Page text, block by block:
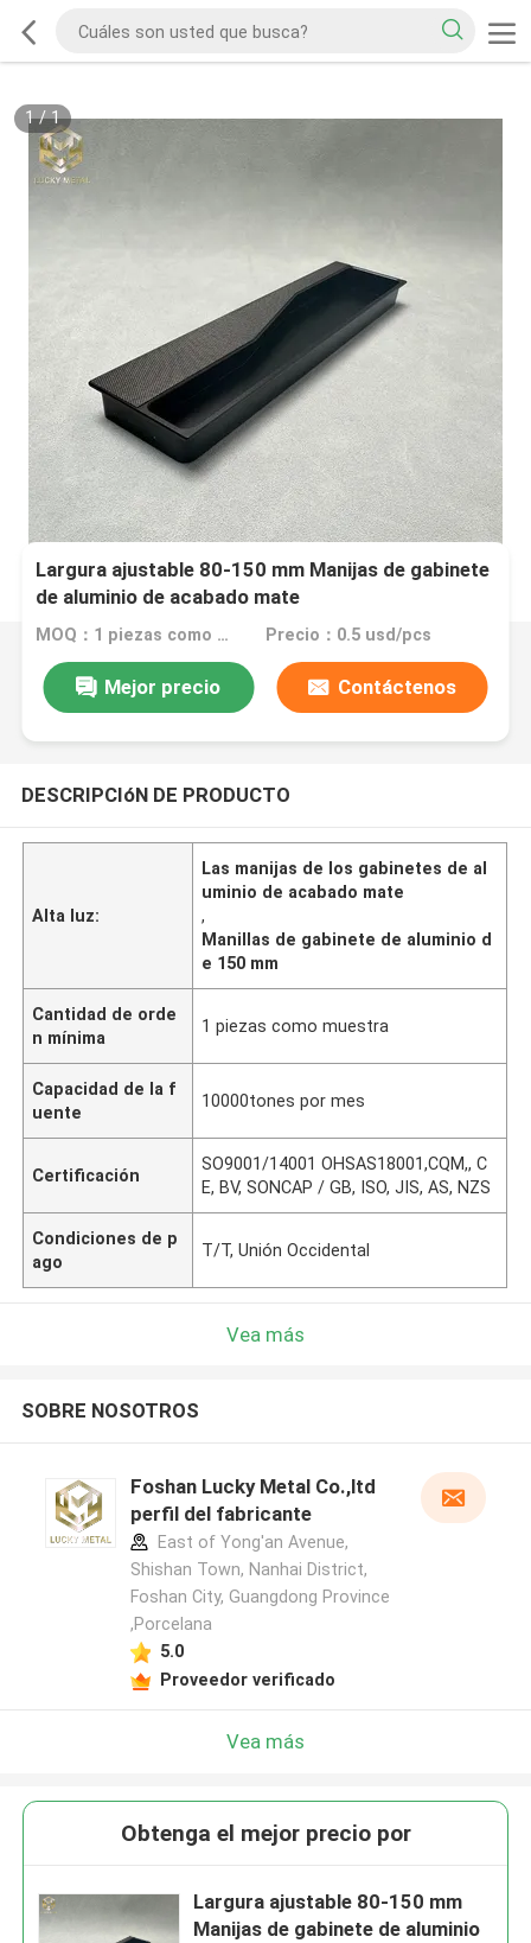
1/1
Largura ajustable 80-150 mm Manijas de gabinete
de aluminio de acabado mate
MOQ：1 piezas como muestra Precio：0.5 usd/pcs
Mejor precio Contáctenos
DESCRIPCIóN DE PRODUCTO
Alta luz:
Las manijas de los gabinetes de al
uminio de acabado mate
,
Manillas de gabinete de aluminio d
e 150 mm
Cantidad de orde
n mínima
1 piezas como muestra
Capacidad de la f
uente
10000tones por mes
Certificación
SO9001/14001 OHSAS18001,CQM,, C
E, BV, SONCAP / GB, ISO, JIS, AS, NZS
Condiciones de p
ago
T/T, Unión Occidental
Vea más
SOBRE NOSOTROS
Foshan Lucky Metal Co.,ltd
perfil del fabricante
East of Yong'an Avenue,
Shishan Town, Nanhai District,
Foshan City, Guangdong Province
,Porcelana
5.0
Proveedor verificado
Vea más
Obtenga el mejor precio por
Largura ajustable 80-150 mm
Manijas de gabinete de aluminio